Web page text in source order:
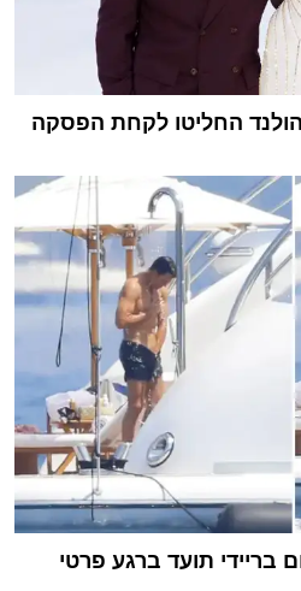
הולנד החליטו לקחת הפסקה
תועד ברגע פרטי